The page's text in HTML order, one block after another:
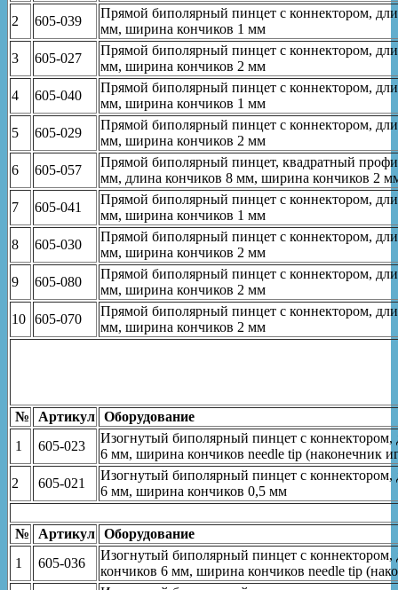
2
605-039
Прямой биполярный пинцет с коннектором,
мм, ширина кончиков 1 мм
3
605-027
Прямой биполярный пинцет с коннектором,
мм, ширина кончиков 2 мм
4
605-040
Прямой биполярный пинцет с коннектором,
мм, ширина кончиков 1 мм
5
605-029
Прямой биполярный пинцет с коннектором,
мм, ширина кончиков 2 мм
6
605-057
Прямой биполярный пинцет, квадратный
мм, длина кончиков 8 мм, ширина кончиков 2
7
605-041
Прямой биполярный пинцет с коннектором,
мм, ширина кончиков 1 мм
8
605-030
Прямой биполярный пинцет с коннектором,
мм, ширина кончиков 2 мм
9
605-080
Прямой биполярный пинцет с коннектором,
мм, ширина кончиков 2 мм
10 605-070
Прямой биполярный пинцет с коннектором,
мм, ширина кончиков 2 мм
№ Артикул Оборудование
1
605-023
Изогнутый биполярный пинцет с
6 мм, ширина кончиков needle tip (наконечник
2
605-021
Изогнутый биполярный пинцет с
6 мм, ширина кончиков 0,5 мм
№ Артикул Оборудование
1
605-036
Изогнутый биполярный пинцет с
кончиков 6 мм, ширина кончиков needle tip